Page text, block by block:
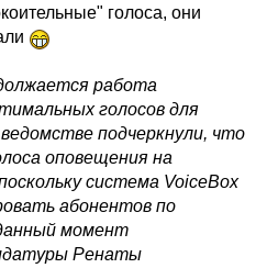
голоса, они
работа
голосов для
подчеркнули, что
оповещения на
система VoiceBox
абонентов по
момент
Ренаты